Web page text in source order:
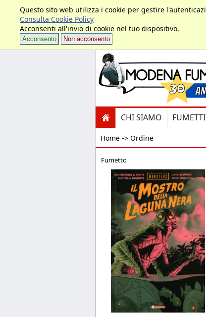
Questo sito web utilizza i cookie per gestire
Consulta Cookie Policy
Acconsenti all'invio di cookie nel tuo dispositivo.
Acconsento Non acconsento
CHI SIAMO
Home -> Ordine
Fumetto